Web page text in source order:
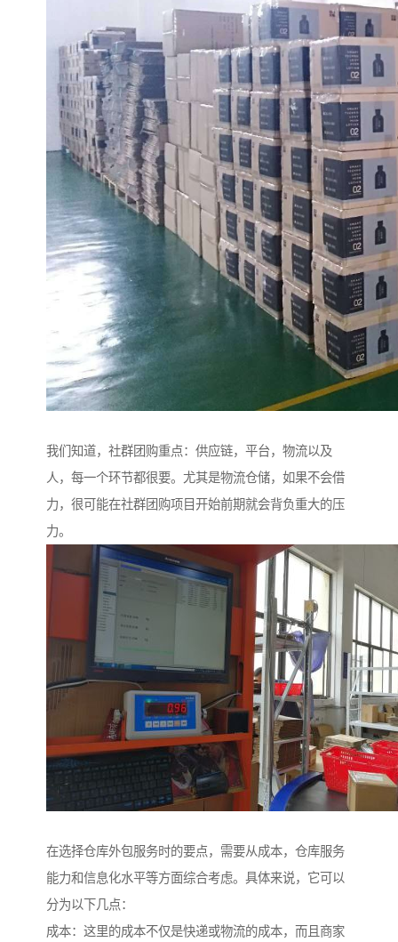
我们知道，社群团购重点：供应链，平台，物流以及
人，每一个环节都很要。尤其是物流仓储，如果不会借
力，很可能在社群团购项目开始前期就会背负重大的压
力。
在选择仓库外包服务时的要点，需要从成本，仓库服务
能力和信息化水平等方面综合考虑。具体来说，它可以
分为以下几点：
成本：这里的成本不仅是快递或物流的成本，而且商家